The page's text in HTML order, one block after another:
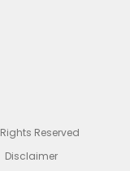
Reserved
Disclaimer